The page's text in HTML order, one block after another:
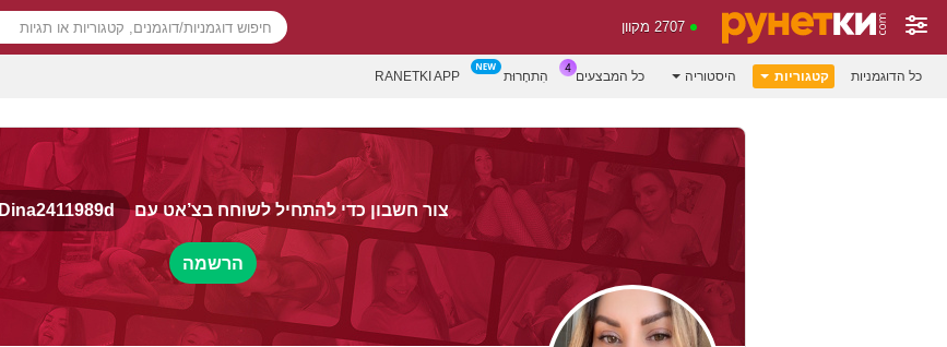
2707 מקוון
כל הדוגמניות קטגוריות היסטוריה כל המבצעים הִתחָרוּת RANETKI APP
צור חשבון כדי להתחיל לשוחח בצ’אט עם Dina2411989d!
הרשמה